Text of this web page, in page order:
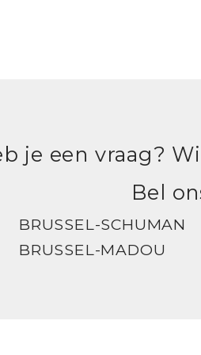
je een vraag?
Bel
BRUSSEL-SCHUMAN
BRUSSEL-MADOU